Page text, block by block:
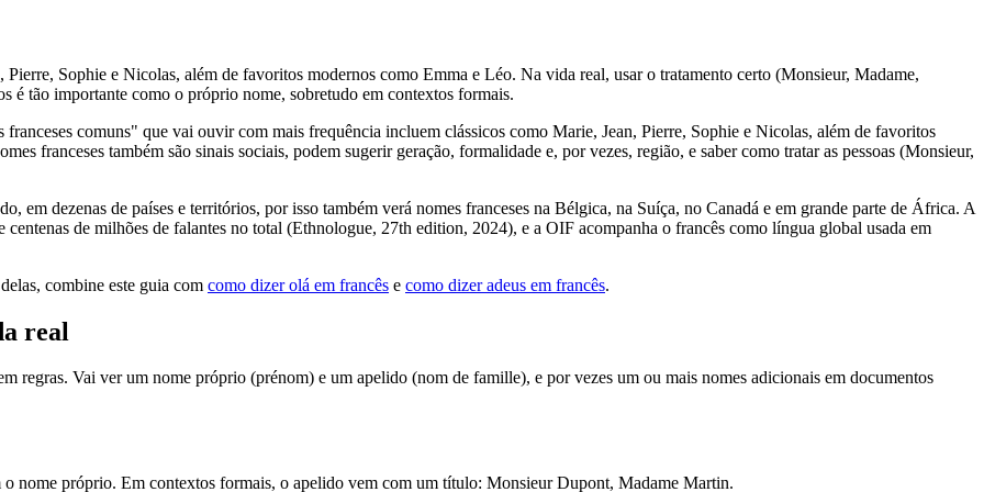
Sophie e Nicolas, além de favoritos modernos como Emma e Léo. Na vida real, usar o tratamento certo (Monsieur, Madame,
é tão importante como o próprio nome, sobretudo em contextos formais.
comuns" que vai ouvir com mais frequência incluem clássicos como Marie, Jean, Pierre, Sophie e Nicolas, além de favoritos
franceses também são sinais sociais, podem sugerir geração, formalidade e, por vezes, região, e saber como tratar as pessoas (Monsieur,
em dezenas de países e territórios, por isso também verá nomes franceses na Bélgica, na Suíça, no Canadá e em grande parte de África. A
de milhões de falantes no total (Ethnologue, 27th edition, 2024), e a OIF acompanha o francês como língua global usada em
combine este guia com como dizer olá em francês e como dizer adeus em francês.
real
regras. Vai ver um nome próprio (prénom) e um apelido (nom de famille), e por vezes um ou mais nomes adicionais em documentos
o nome próprio. Em contextos formais, o apelido vem com um título: Monsieur Dupont, Madame Martin.